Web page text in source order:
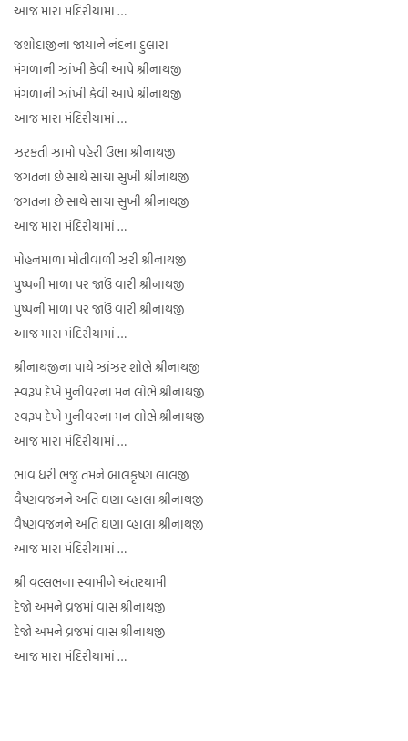
આજ મારા મંદિરીયામાં …
જશોદાજીના જાયાને નંદના દુલારા
મંગળાની ઝાંખી કેવી આપે શ્રીનાથજી
મંગળાની ઝાંખી કેવી આપે શ્રીનાથજી
આજ મારા મંદિરીયામાં …
ઝરકતી ઝામો પહેરી ઉભા શ્રીનાથજી
જગતના છે સાથે સાચા સુખી શ્રીનાથજી
જગતના છે સાથે સાચા સુખી શ્રીનાથજી
આજ મારા મંદિરીયામાં …
મોહનમાળા મોતીવાળી ઝરી શ્રીનાથજી
પુષ્પની માળા પર જાઉં વારી શ્રીનાથજી
પુષ્પની માળા પર જાઉં વારી શ્રીનાથજી
આજ મારા મંદિરીયામાં …
શ્રીનાથજીના પાયે ઝાંઝર શોભે શ્રીનાથજી
સ્વરૂપ દેખે મુનીવરના મન લોભે શ્રીનાથજી
સ્વરૂપ દેખે મુનીવરના મન લોભે શ્રીનાથજી
આજ મારા મંદિરીયામાં …
ભાવ ધરી ભજુ તમને બાલકૃષ્ણ લાલજી
વૈષ્ણવજનને અતિ ઘણા વ્હાલા શ્રીનાથજી
વૈષ્ણવજનને અતિ ઘણા વ્હાલા શ્રીનાથજી
આજ મારા મંદિરીયામાં …
શ્રી વલ્લભના સ્વામીને અંતરયામી
દેજો અમને વ્રજમાં વાસ શ્રીનાથજી
દેજો અમને વ્રજમાં વાસ શ્રીનાથજી
આજ મારા મંદિરીયામાં …